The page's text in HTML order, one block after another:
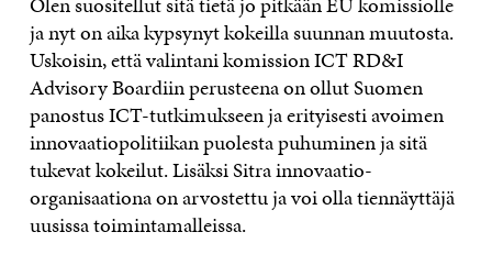
ja nyt on aika kypsynyt kokeilla suunnan muutosta.
Uskoisin, että valintani komission ICT RD&I
Advisory Boardiin perusteena on ollut Suomen
panostus ICT-tutkimukseen ja erityisesti avoimen
innovaatiopolitiikan puolesta puhuminen ja sitä
tukevat kokeilut. Lisäksi Sitra innovaatio-
organisaationa on arvostettu ja voi olla tiennäyttäjä
uusissa toimintamalleissa.